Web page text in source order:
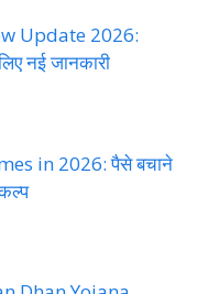
Update 2026:
नई जानकारी
in 2026: पैसे बचाने